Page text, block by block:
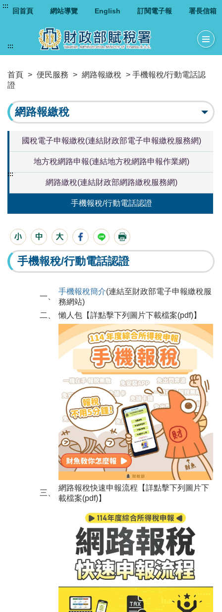
:::
回首頁 網站導覽 English 訂閱電子報 署長信箱
首頁 > 便民服務 > 網路報繳稅 > 手機報稅/行動電話認
證
:::
網路報繳稅
國稅電子申報繳稅(連結財政部電子申報繳稅服務網)
地方稅網路申報(連結地方稅網路申報作業網)
網路繳稅(連結財政部網路繳稅服務網)
手機報稅/行動電話認證
:::
手機報稅/行動電話認證
一、
手機報稅簡介(連結至財政部電子申報繳稅服
務網站)
二、
懶人包【詳點擊下列圖片下載檔案(pdf)】
三、
網路報稅快速申報流程【詳點擊下列圖片下
載檔案(pdf)】